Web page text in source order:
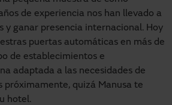
de experiencia nos han llevado a
y ganar presencia internacional. Hoy
puertas automáticas en más de
de establecimientos e
adaptada a las necesidades de
próximamente, quizá Manusa te
hotel.